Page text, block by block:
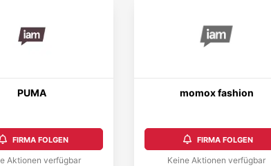
PUMA
FIRMA FOLGEN
Aktionen verfügbar
momox fashion
FIRMA FOLGEN
Keine Aktionen verfügbar